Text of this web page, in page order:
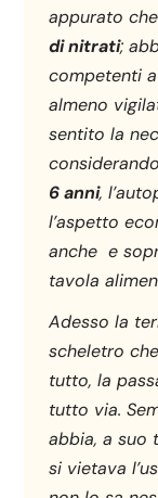
appurato
di nitrati;
competenti
almeno
sentito la
6 anni,
l’aspetto
anche e
tavola
Adesso la
scheletro
tutto, la
tutto via.
abbia, a suo
si vietava